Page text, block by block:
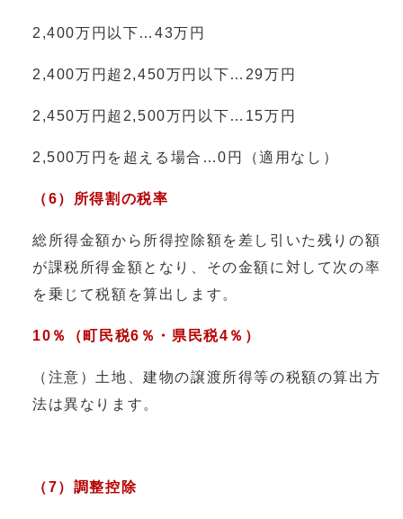
2,400万円以下…43万円
2,400万円超2,450万円以下…29万円
2,450万円超2,500万円以下…15万円
2,500万円を超える場合…0円（適用なし）
（6）所得割の税率
総所得金額から所得控除額を差し引いた残りの額
が課税所得金額となり、その金額に対して次の率
を乗じて税額を算出します。
10％（町民税6％・県民税4％）
（注意）土地、建物の譲渡所得等の税額の算出方
法は異なります。
（7）調整控除